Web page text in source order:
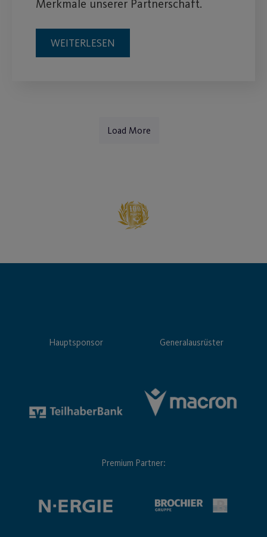
Merkmale unserer Partnerschaft.
WEITERLESEN
Load More
Hauptsponsor Generalausrüster
Premium Partner: